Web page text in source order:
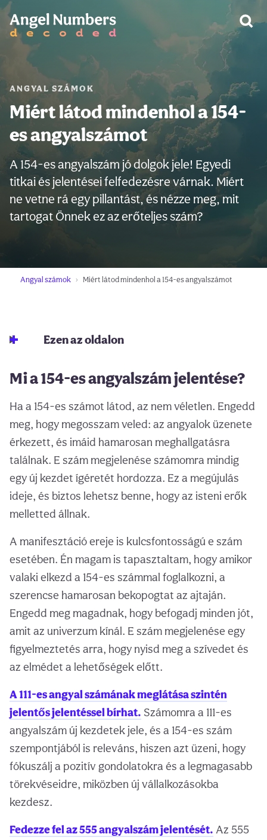
ANGYAL SZÁMOK
Miért látod mindenhol a 154-
es angyalszámot
A 154-es angyalszám jó dolgok jele! Egyedi
titkai és jelentései felfedezésre várnak. Miért
ne vetne rá egy pillantást, és nézze meg, mit
tartogat Önnek ez az erőteljes szám?
Angyal számok Miért látod mindenhol a 154-es angyalszámot
Ezen az oldalon
Mi a 154-es angyalszám jelentése?
Ha a 154-es számot látod, az nem véletlen. Engedd
meg, hogy megosszam veled: az angyalok üzenete
érkezett, és imáid hamarosan meghallgatásra
találnak. E szám megjelenése számomra mindig
egy új kezdet ígéretét hordozza. Ez a megújulás
ideje, és biztos lehetsz benne, hogy az isteni erők
melletted állnak.
A manifesztáció ereje is kulcsfontosságú e szám
esetében. Én magam is tapasztaltam, hogy amikor
valaki elkezd a 154-es számmal foglalkozni, a
szerencse hamarosan bekopogtat az ajtaján.
Engedd meg magadnak, hogy befogadj minden jót,
amit az univerzum kínál. E szám megjelenése egy
figyelmeztetés arra, hogy nyisd meg a szívedet és
az elmédet a lehetőségek előtt.
A 111-es angyal számának meglátása szintén
jelentős jelentéssel bírhat. Számomra a 111-es
angyalszám új kezdetek jele, és a 154-es szám
szempontjából is releváns, hiszen azt üzeni, hogy
fókuszálj a pozitív gondolatokra és a legmagasabb
törekvéseidre, miközben új vállalkozásokba
kezdesz.
Fedezze fel az 555 angyalszám jelentését. Az 555
FIGYELEM: